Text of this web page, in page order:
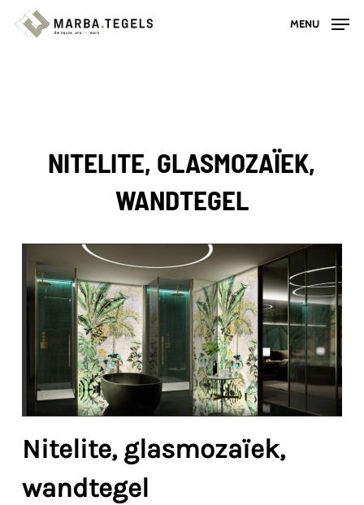
Skip
MENU
NITELITE, GLASMOZAÏEK,
WANDTEGEL
Nitelite, glasmozaïek,
wandtegel